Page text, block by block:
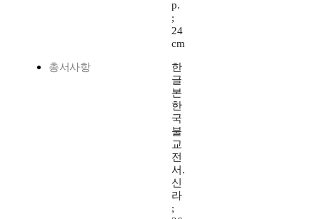
p.
;
24
cm
총서사항
한
글
본
한
국
불
교
전
서.
신
라
;